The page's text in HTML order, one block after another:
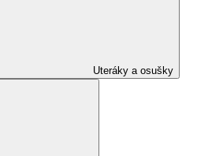
Uteráky a osušky